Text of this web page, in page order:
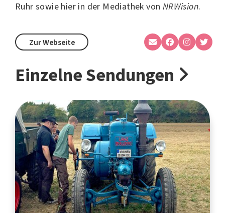
Ruhr sowie hier in der Mediathek von NRWision.
Zur Webseite
Einzelne Sendungen